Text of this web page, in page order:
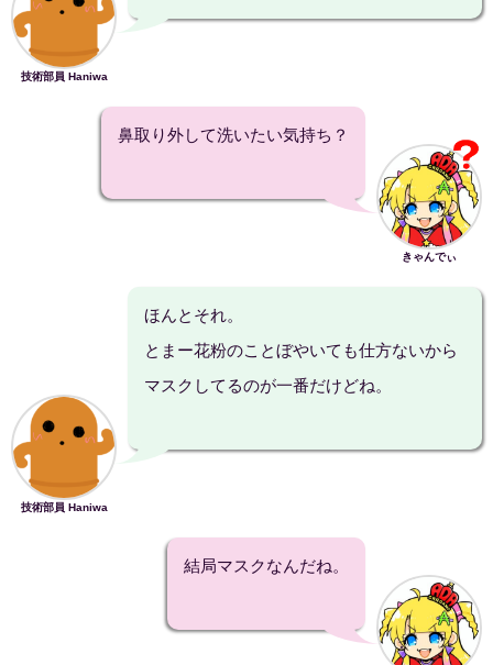
技術部員 Haniwa
鼻取り外して洗いたい気持ち？
きゃんでぃ
技術部員 Haniwa
ほんとそれ。
とまー花粉のことぼやいても仕方ないから
マスクしてるのが一番だけどね。
結局マスクなんだね。